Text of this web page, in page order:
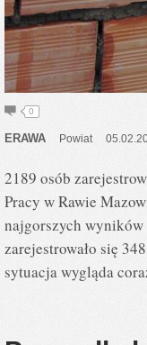
0
ERAWA Powiat
2189 osób
Pracy w Rawie
najgorszych wyników
zarejestrowało się
sytuacja wygląda